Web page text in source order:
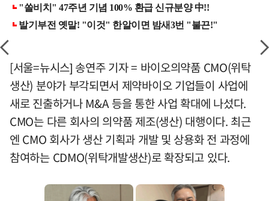
[서울=뉴시스] 송연주 기자 = 바이오의약품 CMO(위탁
생산) 분야가 부각되면서 제약바이오 기업들이 사업에
새로 진출하거나 M&A 등을 통한 사업 확대에 나섰다.
CMO는 다른 회사의 의약품 제조(생산) 대행이다. 최근
엔 CMO 회사가 생산 기획과 개발 및 상용화 전 과정에
참여하는 CDMO(위탁개발생산)로 확장되고 있다.